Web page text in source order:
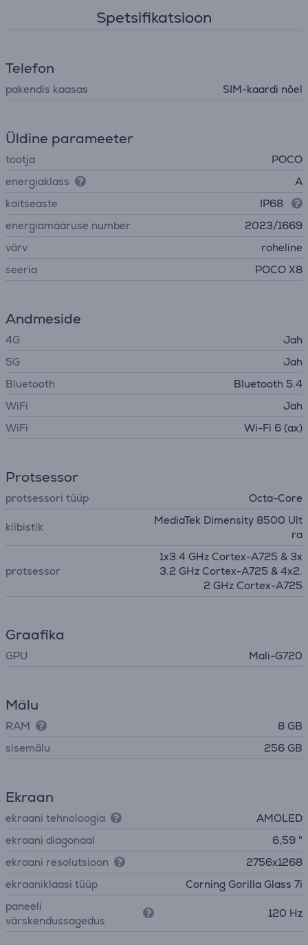
Spetsifikatsioon
Telefon
pakendis kaasas SIM-kaardi nõel
Üldine parameeter
tootja
POCO
energiaklass
A
kaitseaste
IP68
energiamääruse number
2023/1669
värv
roheline
seeria
POCO X8
Andmeside
4G
Jah
5G
Jah
Bluetooth
Bluetooth 5.4
WiFi
Jah
WiFi
Wi-Fi 6 (ax)
Protsessor
protsessori tüüp Octa-Core
kiibistik
MediaTek Dimensity 8500 Ult
ra
protsessor
1x3.4 GHz Cortex-A725 & 3x
3.2 GHz Cortex-A725 & 4x2.
2 GHz Cortex-A725
Graafika
GPU Mali-G720
Mälu
RAM
8 GB
sisemälu
256 GB
Ekraan
ekraani tehnoloogia
AMOLED
ekraani diagonaal
6,59 "
ekraani resolutsioon
2756x1268
ekraaniklaasi tüüp
Corning Gorilla Glass 7i
paneeli
värskendussagedus
120 Hz